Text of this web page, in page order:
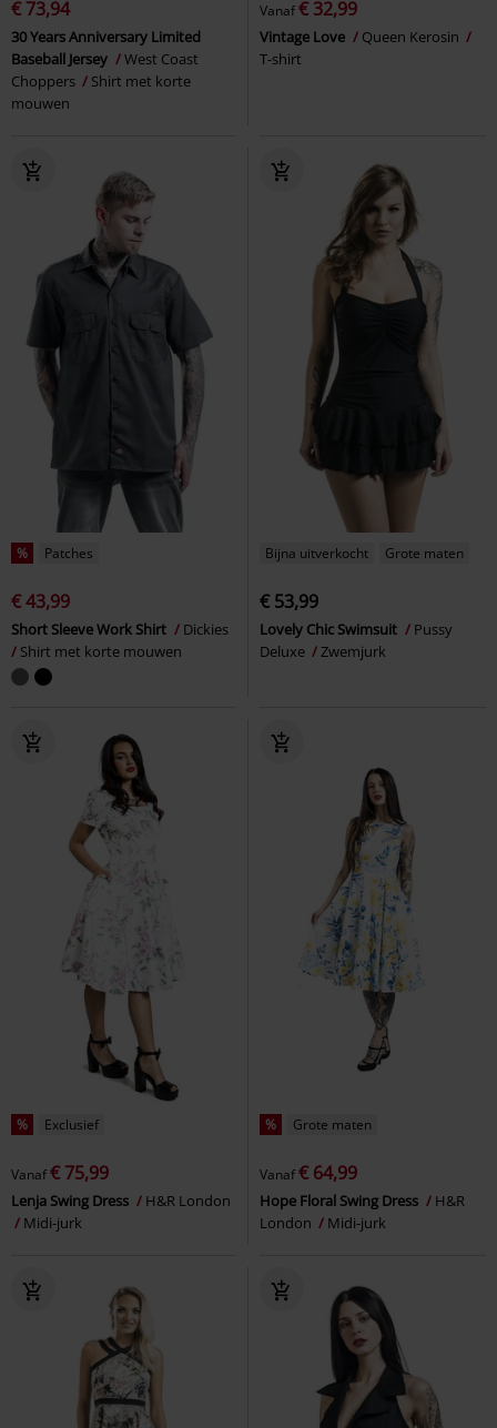
€ 73,94
30 Years Anniversary Limited
Baseball Jersey
West Coast
Choppers
Shirt met korte
mouwen
Vanaf€ 32,99
Vintage Love
Queen Kerosin
T-shirt
% Patches
€ 43,99
Short Sleeve Work Shirt
Dickies
Shirt met korte mouwen
Bijna uitverkocht Grote maten
€ 53,99
Lovely Chic Swimsuit
Pussy
Deluxe
Zwemjurk
% Exclusief
Vanaf€ 75,99
Lenja Swing Dress
H&R London
Midi-jurk
% Grote maten
Vanaf€ 64,99
Hope Floral Swing Dress
H&R
London
Midi-jurk